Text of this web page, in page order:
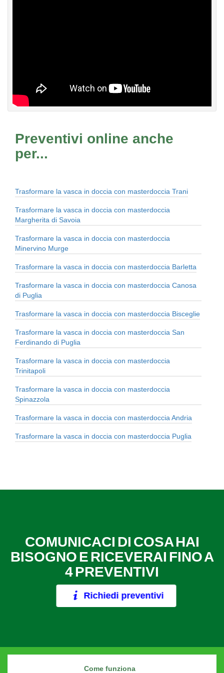
Preventivi online anche
per...
Trasformare la vasca in doccia con masterdoccia Trani
Trasformare la vasca in doccia con masterdoccia
Margherita di Savoia
Trasformare la vasca in doccia con masterdoccia
Minervino Murge
Trasformare la vasca in doccia con masterdoccia Barletta
Trasformare la vasca in doccia con masterdoccia Canosa
di Puglia
Trasformare la vasca in doccia con masterdoccia Bisceglie
Trasformare la vasca in doccia con masterdoccia San
Ferdinando di Puglia
Trasformare la vasca in doccia con masterdoccia
Trinitapoli
Trasformare la vasca in doccia con masterdoccia
Spinazzola
Trasformare la vasca in doccia con masterdoccia Andria
Trasformare la vasca in doccia con masterdoccia Puglia
COMUNICACI DI COSA HAI
BISOGNO E RICEVERAI FINO A
4 PREVENTIVI
Richiedi preventivi
Come funziona